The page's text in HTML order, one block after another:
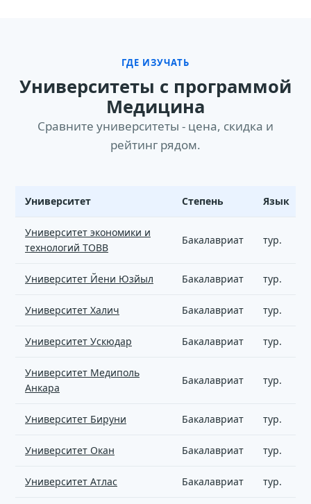
ГДЕ ИЗУЧАТЬ
Университеты с программой
Медицина
Сравните университеты - цена, скидка и
рейтинг рядом.
Университет Степень Язык
Университет экономики и
технологий TOBB
Бакалавриат тур.
Университет Йени Юзйыл Бакалавриат тур.
Университет Халич Бакалавриат тур.
Университет Ускюдар Бакалавриат тур.
Университет Медиполь
Анкара
Бакалавриат тур.
Университет Бируни Бакалавриат тур.
Университет Окан Бакалавриат тур.
Университет Атлас Бакалавриат тур.